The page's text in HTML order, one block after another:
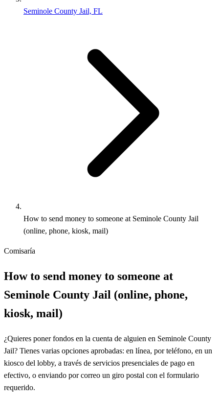
Seminole County Jail, FL
How to send money to someone at Seminole County Jail
(online, phone, kiosk, mail)
Comisaría
How to send money to someone at
Seminole County Jail (online, phone,
kiosk, mail)
¿Quieres poner fondos en la cuenta de alguien en Seminole County
Jail? Tienes varias opciones aprobadas: en línea, por teléfono, en un
kiosco del lobby, a través de servicios presenciales de pago en
efectivo, o enviando por correo un giro postal con el formulario
requerido.